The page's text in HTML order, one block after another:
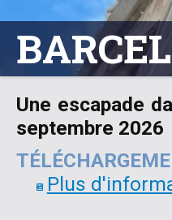
Une escapade
septembre 2026
Plus